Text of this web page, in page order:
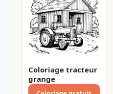
Coloriage tracteur
grange